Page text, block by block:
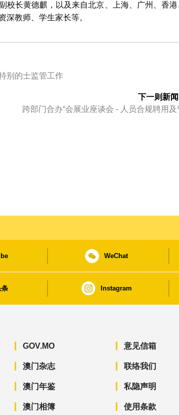
校长黄德麒，以及来自北京、上海、广州、香港
深教师、学生家长等。
别的士监管工作
下一则新闻
跨部门合办“会展业座谈会 - 人员合规聘用及
WeChat
条 Instagram
GOV.MO
澳门杂志
澳门年鉴
澳门相簿
意见信箱
联络我们
私隐声明
使用条款